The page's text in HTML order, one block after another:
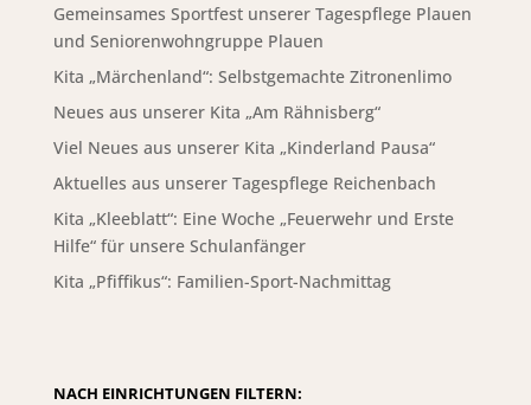
Gemeinsames Sportfest unserer Tagespflege Plauen
und Seniorenwohngruppe Plauen
Kita „Märchenland“: Selbstgemachte Zitronenlimo
Neues aus unserer Kita „Am Rähnisberg“
Viel Neues aus unserer Kita „Kinderland Pausa“
Aktuelles aus unserer Tagespflege Reichenbach
Kita „Kleeblatt“: Eine Woche „Feuerwehr und Erste
Hilfe“ für unsere Schulanfänger
Kita „Pfiffikus“: Familien-Sport-Nachmittag
NACH EINRICHTUNGEN FILTERN: